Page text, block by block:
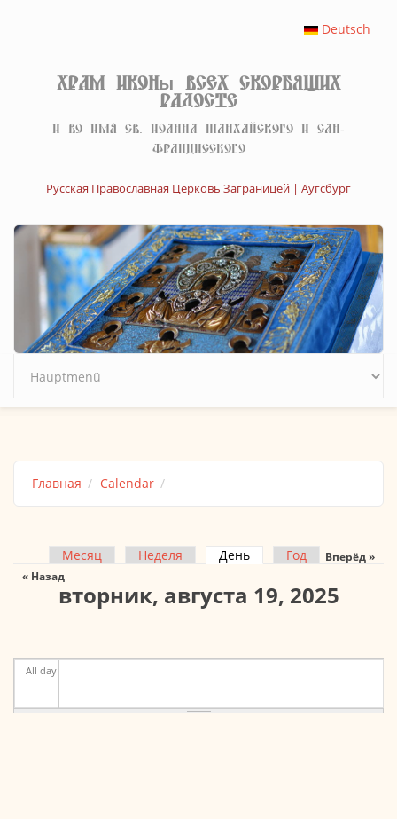
Deutsch
Храм иконы Всех скорбящих
Радосте
И во имя св. Иоанна Шанхайского и Сан-
Францисского
Русская Православная Церковь Заграницей | Аугсбург
Главная Calendar
Главные вкладки
Месяц Неделя День (активная вкладка)
Год
вторник, августа 19, 2025
« Назад
Вперёд »
All day